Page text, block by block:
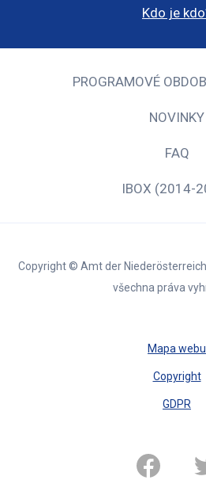
Kdo je
PROGRAMOVÉ
NOVINKY
FAQ
IBOX (2014-
Copyright © Amt der
všechna práva
Mapa webu
Copyright
GDPR